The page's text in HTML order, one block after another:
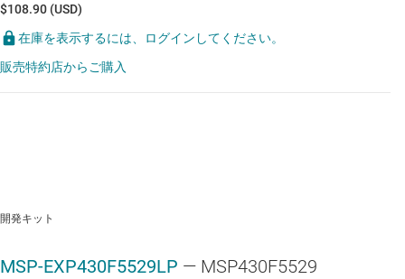
$108.90 (USD)
在庫を表示するには、ログインしてください。
販売特約店からご購入
開発キット
MSP-EXP430F5529LP — MSP430F5529